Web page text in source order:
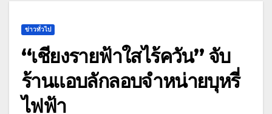
ข่าวทั่วไป
“เชียงรายฟ้าใสไร้ควัน” จับ
ร้านแอบลักลอบจำหน่ายบุหรี่
ไฟฟ้า